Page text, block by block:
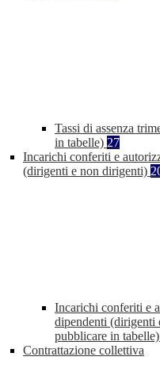
Tassi di assenza
in tabelle) 27
Incarichi conferiti e
(dirigenti e non dirigenti)
Incarichi conferiti e
dipendenti (dirigenti
pubblicare in tabelle)
Contrattazione collettiva